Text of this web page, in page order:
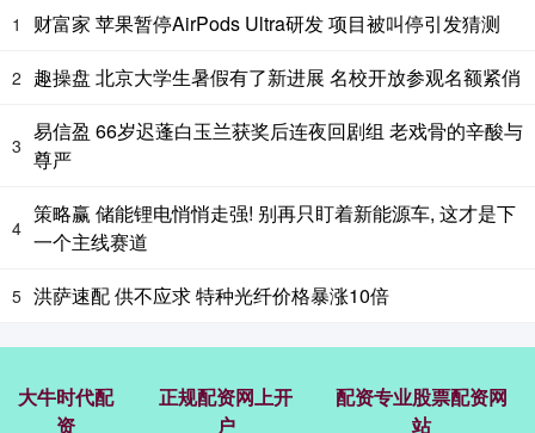
1 财富家 苹果暂停AirPods Ultra研发 项目被叫停引发猜测
2 趣操盘 北京大学生暑假有了新进展 名校开放参观名额紧俏
3
易信盈 66岁迟蓬白玉兰获奖后连夜回剧组 老戏骨的辛酸与
尊严
4
策略赢 储能锂电悄悄走强! 别再只盯着新能源车, 这才是下
一个主线赛道
5 洪萨速配 供不应求 特种光纤价格暴涨10倍
大牛时代配
资
正规配资网上开
户
配资专业股票配资网
站